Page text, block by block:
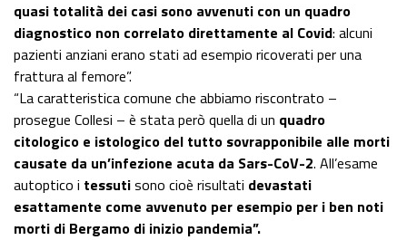
quasi totalità dei casi sono avvenuti con un quadro
diagnostico non correlato direttamente al Covid: alcuni
pazienti anziani erano stati ad esempio ricoverati per una
frattura al femore”.
“La caratteristica comune che abbiamo riscontrato –
prosegue Collesi – è stata però quella di un quadro
citologico e istologico del tutto sovrapponibile alle morti
causate da un’infezione acuta da Sars-CoV-2. All’esame
autoptico i tessutisono cioè risultati devastati
esattamente come avvenuto per esempio per i ben noti
morti di Bergamo di inizio pandemia”.